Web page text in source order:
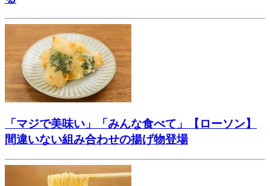
「マジで美味い」「みんな食べて」【ローソン】
間違いない組み合わせの揚げ物登場